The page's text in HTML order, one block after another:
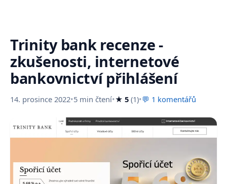
Trinity bank recenze -
zkušenosti, internetové
bankovnictví přihlášení
14. prosince 2022•5 min čtení•★ 5 (1)•💬 1 komentářů